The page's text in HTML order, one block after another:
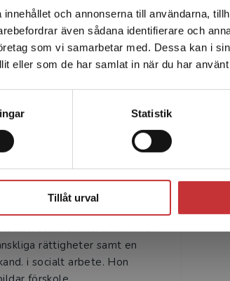
och annonserna till användarna,
även sådana identifierare och
som vi samarbetar med. Dessa kan i
eller som de har samlat in när du har
Statistik
Tillåt urval
att du besöker studentlitteratur.se via en
Vi erbjuder inte leveranser utanför
kunna slutföra ett köp måste
vara i Sverige.Läs mer
Författare
Fanny Davidsson
Davidsson är utbildare och
med en fil.kand. i
rättigheter samt en
i socialt arbete. Hon